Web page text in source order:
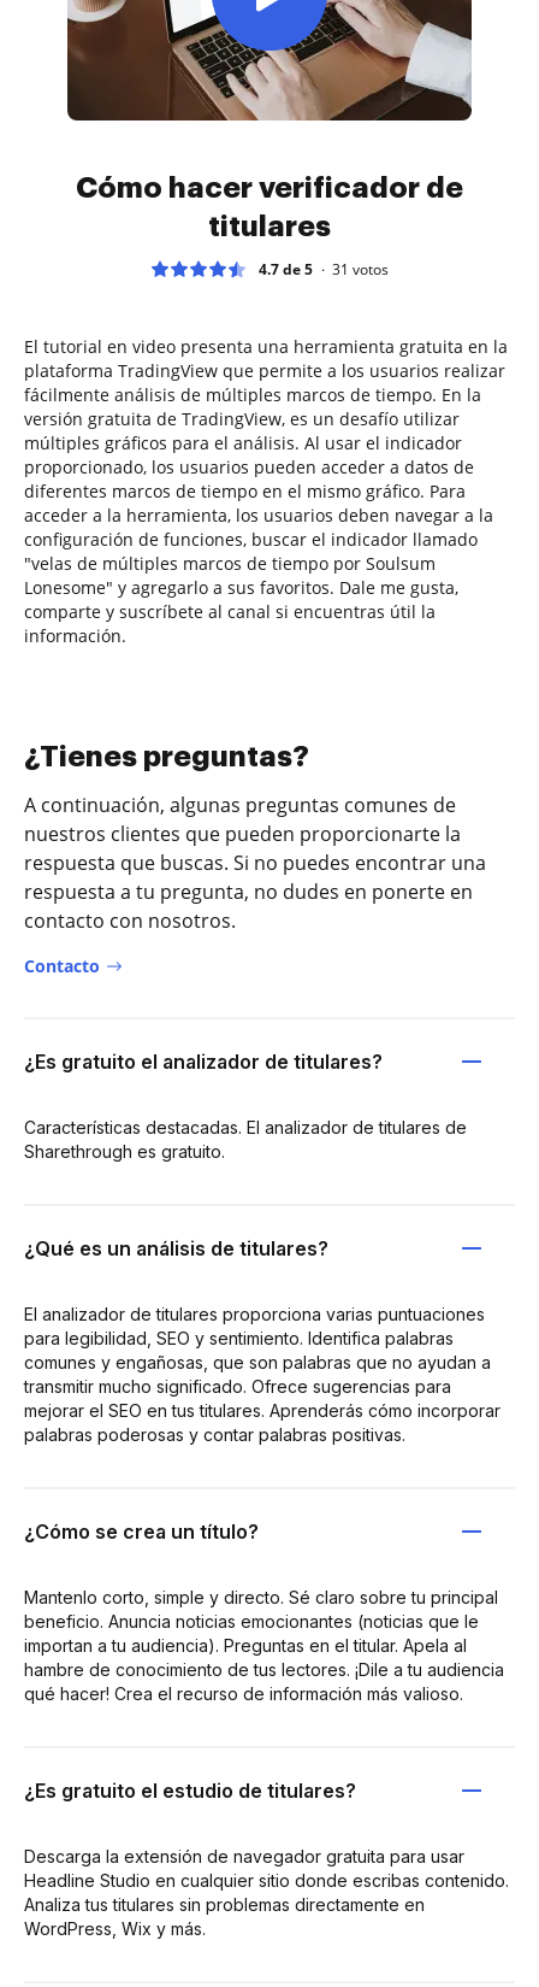
Cómo hacer verificador de
titulares
4.7 de 5 31 votos
El tutorial en video presenta una herramienta gratuita en la
plataforma TradingView que permite a los usuarios realizar
fácilmente análisis de múltiples marcos de tiempo. En la
versión gratuita de TradingView, es un desafío utilizar
múltiples gráficos para el análisis. Al usar el indicador
proporcionado, los usuarios pueden acceder a datos de
diferentes marcos de tiempo en el mismo gráfico. Para
acceder a la herramienta, los usuarios deben navegar a la
configuración de funciones, buscar el indicador llamado
"velas de múltiples marcos de tiempo por Soulsum
Lonesome" y agregarlo a sus favoritos. Dale me gusta,
comparte y suscríbete al canal si encuentras útil la
información.
¿Tienes preguntas?
A continuación, algunas preguntas comunes de
nuestros clientes que pueden proporcionarte la
respuesta que buscas. Si no puedes encontrar una
respuesta a tu pregunta, no dudes en ponerte en
contacto con nosotros.
Contacto
¿Es gratuito el analizador de titulares?
Características destacadas. El analizador de titulares de
Sharethrough es gratuito.
¿Qué es un análisis de titulares?
El analizador de titulares proporciona varias puntuaciones
para legibilidad, SEO y sentimiento. Identifica palabras
comunes y engañosas, que son palabras que no ayudan a
transmitir mucho significado. Ofrece sugerencias para
mejorar el SEO en tus titulares. Aprenderás cómo incorporar
palabras poderosas y contar palabras positivas.
¿Cómo se crea un título?
Mantenlo corto, simple y directo. Sé claro sobre tu principal
beneficio. Anuncia noticias emocionantes (noticias que le
importan a tu audiencia). Preguntas en el titular. Apela al
hambre de conocimiento de tus lectores. ¡Dile a tu audiencia
qué hacer! Crea el recurso de información más valioso.
¿Es gratuito el estudio de titulares?
Descarga la extensión de navegador gratuita para usar
Headline Studio en cualquier sitio donde escribas contenido.
Analiza tus titulares sin problemas directamente en
WordPress, Wix y más.